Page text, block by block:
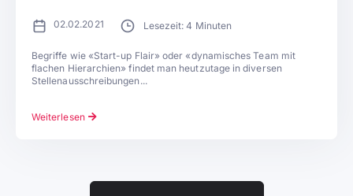
02.02.2021 Lesezeit: 4 Minuten
Begriffe wie «Start-up Flair» oder «dynamisches Team mit
flachen Hierarchien» findet man heutzutage in diversen
Stellenausschreibungen...
Weiterlesen